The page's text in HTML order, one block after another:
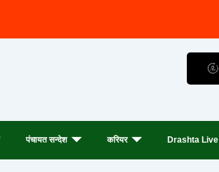
पंचायत सन्देश करियर Drashta Live